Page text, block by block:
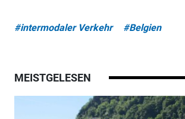
#intermodaler Verkehr #Belgien
MEISTGELESEN